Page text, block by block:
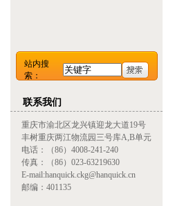
站内搜
索：
联系我们
重庆市渝北区龙兴镇迎龙大道19号
丰树重庆两江物流园三号库A,B单元
电话：（86）4008-241-240
传真：（86）023-63219630
E-mail:hanquick.ckg@hanquick.cn
邮编：401135